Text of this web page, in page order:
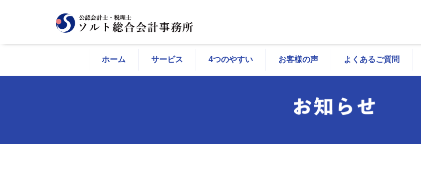
ホーム サービス 4つのやすい お客様の声 よくあるご質問